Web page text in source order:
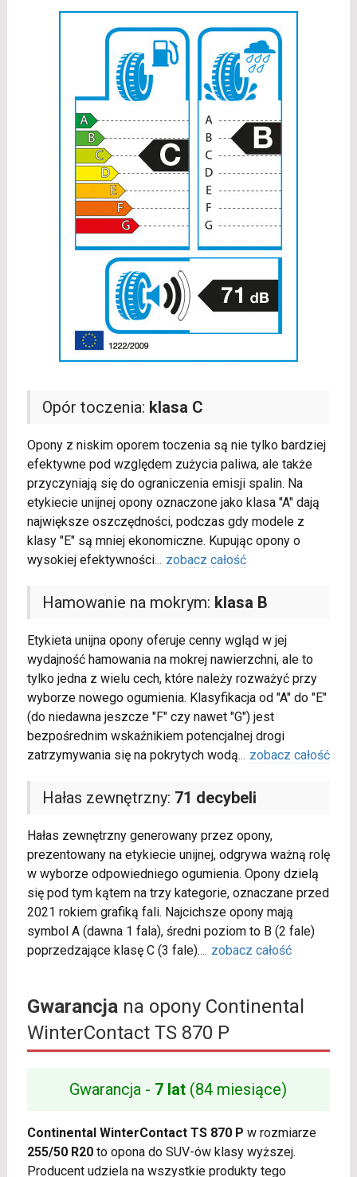
Opór toczenia: klasa C
Opony z niskim oporem toczenia są nie tylko bardziej
efektywne pod względem zużycia paliwa, ale także
przyczyniają się do ograniczenia emisji spalin. Na
etykiecie unijnej opony oznaczone jako klasa "A" dają
największe oszczędności, podczas gdy modele z
klasy "E" są mniej ekonomiczne. Kupując opony o
wysokiej efektywności... zobacz całość
Hamowanie na mokrym: klasa B
Etykieta unijna opony oferuje cenny wgląd w jej
wydajność hamowania na mokrej nawierzchni, ale to
tylko jedna z wielu cech, które należy rozważyć przy
wyborze nowego ogumienia. Klasyfikacja od "A" do "E"
(do niedawna jeszcze "F" czy nawet "G") jest
bezpośrednim wskaźnikiem potencjalnej drogi
zatrzymywania się na pokrytych wodą... zobacz całość
Hałas zewnętrzny: 71 decybeli
Hałas zewnętrzny generowany przez opony,
prezentowany na etykiecie unijnej, odgrywa ważną rolę
w wyborze odpowiedniego ogumienia. Opony dzielą
się pod tym kątem na trzy kategorie, oznaczane przed
2021 rokiem grafiką fali. Najcichsze opony mają
symbol A (dawna 1 fala), średni poziom to B (2 fale)
poprzedzające klasę C (3 fale).... zobacz całość
Gwarancjana opony Continental
WinterContact TS 870 P
Gwarancja - 7 lat (84 miesiące)
Continental WinterContact TS 870 P w rozmiarze
255/50 R20to opona do SUV-ów klasy wyższej.
Producent udziela na wszystkie produkty tego